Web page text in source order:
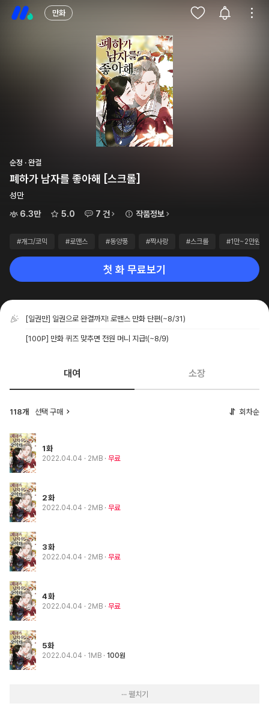
만화
순정 · 완결
폐하가 남자를 좋아해 [스크롤]
성만
6.3만
5.0 7 건 작품정보
#개그/코믹 #로맨스 #동양풍 #짝사랑 #스크롤 #1만~2만원
첫 화 무료보기
[일권만] 일권으로 완결까지! 로맨스 만화 단편(~8/31)
[100P] 만화 퀴즈 맞추면 전원 머니 지급!(~8/9)
대여 소장
118개 선택 구매 회차순
1화
2022.04.04 · 2MB 무료
2화
2022.04.04 · 2MB 무료
3화
2022.04.04 · 2MB 무료
4화
2022.04.04 · 2MB 무료
5화
2022.04.04 · 1MB 100원
··· 펼치기